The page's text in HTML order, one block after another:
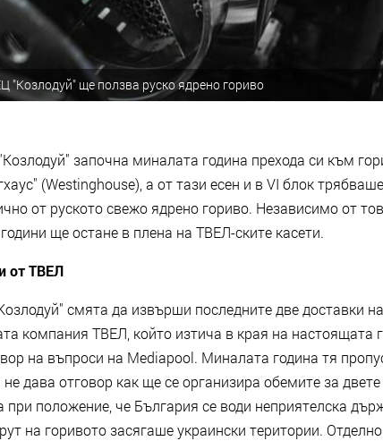
"Козлодуй" ще ползва руско ядрено гориво
започна миналата година прехода си към
(Westinghouse), а от тази есен и в VІ блок
от руското свежо ядрено гориво. Независимо от
ще остане в плена на ТВЕЛ-ските касети.
от ТВЕЛ
смята да извърши последните две доставки
компания ТВЕЛ, който изтича в края на настоящата
на въпроси на Mediapool. Миналата година тя
не дава отговор как ще се организира обемите за
при положение, че България се води неприятелска
на горивото засягаше украински територии.